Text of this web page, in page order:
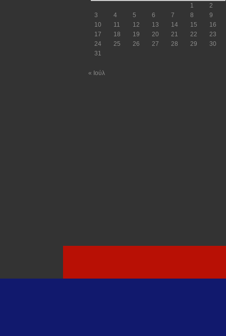
1
2
3
4 5 6 7 8
9
10
11 12 13 14 15
16
17
18 19 20 21 22
23
24
25 26 27 28 29
30
31
« Ιούλ